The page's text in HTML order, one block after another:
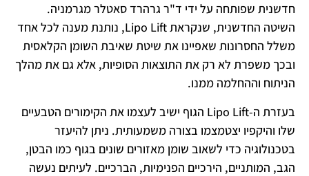
חדשנית שפותחה על ידי ד"ר גרהרד סאטלר מגרמניה.
השיטה החדשנית, שנקראת Lipo Lift, נותנת מענה לכל אחד
משלל החסרונות שאפיינו את שיטת שאיבת השומן הקלאסית
ובכך משפרת לא רק את התוצאות הסופיות, אלא גם את מהלך
הניתוח וההחלמה ממנו.
בעזרת ה-Lipo Lift הגוף ישיב לעצמו את הקימורים הטבעיים
שלו והיקפיו יצטמצמו בצורה משמעותית. ניתן להיעזר
בטכנולוגיה כדי לשאוב שומן מאזורים שונים בגוף כמו הבטן,
הגב, המותניים, הירכיים הפנימיות, הברכיים. לעיתים נעשה